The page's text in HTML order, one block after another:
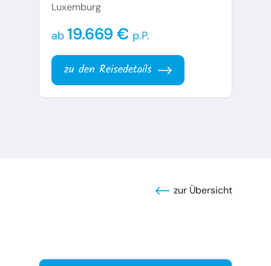
Luxemburg
ab 19.669 € p.P.
zu den Reisedetails
zur Übersicht